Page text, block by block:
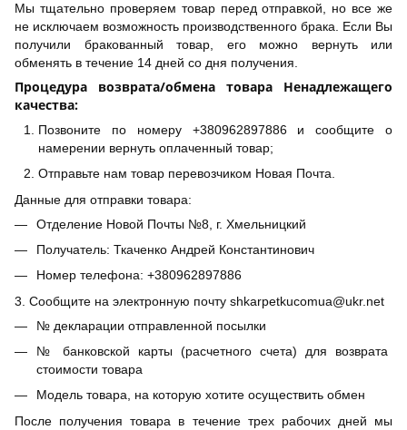
Мы тщательно проверяем товар перед отправкой, но все же
не исключаем возможность производственного брака. Если Вы
получили бракованный товар, его можно вернуть или
обменять в течение 14 дней со дня получения.
Процедура возврата/обмена товара Ненадлежащего
качества:
Позвоните по номеру +380962897886 и сообщите о
намерении вернуть оплаченный товар;
Отправьте нам товар перевозчиком Новая Почта.
Данные для отправки товара:
Отделение Новой Почты №8, г. Хмельницкий
Получатель: Ткаченко Андрей Константинович
Номер телефона: +380962897886
3. Сообщите на электронную почту shkarpetkucomua@ukr.net
№ декларации отправленной посылки
№ банковской карты (расчетного счета) для возврата
стоимости товара
Модель товара, на которую хотите осуществить обмен
После получения товара в течение трех рабочих дней мы